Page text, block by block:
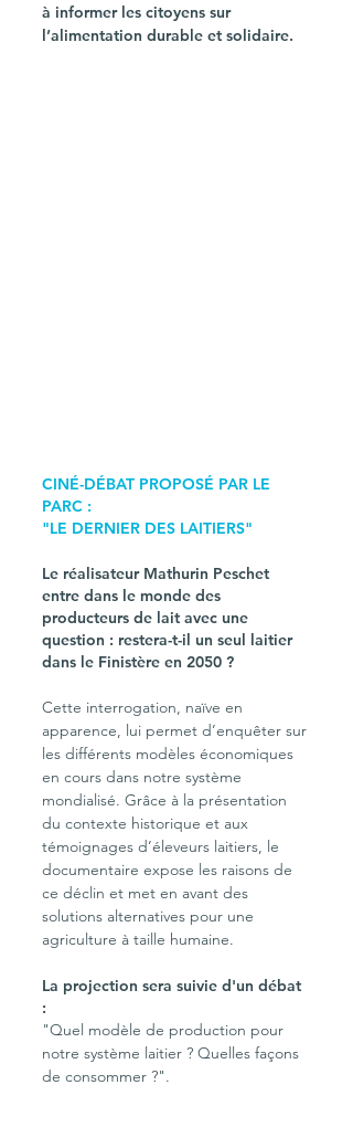
à informer les citoyens sur
l’alimentation durable et solidaire.
CINÉ-DÉBAT PROPOSÉ PAR LE
PARC :
"LE DERNIER DES LAITIERS"
Le réalisateur Mathurin Peschet
entre dans le monde des
producteurs de lait avec une
question : restera-t-il un seul laitier
dans le Finistère en 2050 ?
Cette interrogation, naïve en
apparence, lui permet d’enquêter sur
les différents modèles économiques
en cours dans notre système
mondialisé. Grâce à la présentation
du contexte historique et aux
témoignages d’éleveurs laitiers, le
documentaire expose les raisons de
ce déclin et met en avant des
solutions alternatives pour une
agriculture à taille humaine.
La projection sera suivie d'un débat
:
"Quel modèle de production pour
notre système laitier ? Quelles façons
de consommer ?".